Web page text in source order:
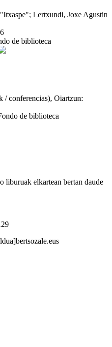
Lertxundi, Joxe Agustin
de biblioteca
/ conferencias), Oiartzun:
de biblioteca
liburuak elkartean bertan daude